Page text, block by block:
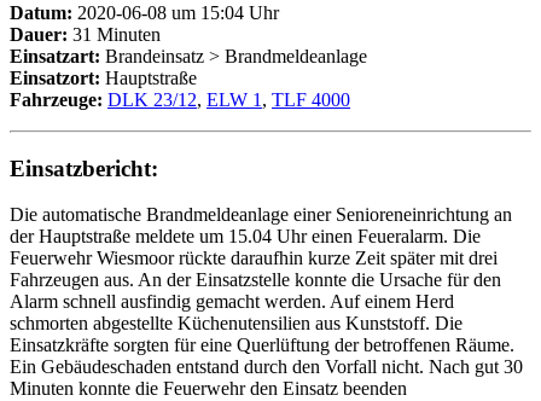
Datum: 2020-06-08 um 15:04 Uhr
Dauer: 31 Minuten
Einsatzart: Brandeinsatz > Brandmeldeanlage
Einsatzort: Hauptstraße
Fahrzeuge: DLK 23/12, ELW 1 , TLF 4000
Einsatzbericht:
Die automatische Brandmeldeanlage einer Senioreneinrichtung an
der Hauptstraße meldete um 15.04 Uhr einen Feueralarm. Die
Feuerwehr Wiesmoor rückte daraufhin kurze Zeit später mit drei
Fahrzeugen aus. An der Einsatzstelle konnte die Ursache für den
Alarm schnell ausfindig gemacht werden. Auf einem Herd
schmorten abgestellte Küchenutensilien aus Kunststoff. Die
Einsatzkräfte sorgten für eine Querlüftung der betroffenen Räume.
Ein Gebäudeschaden entstand durch den Vorfall nicht. Nach gut 30
Minuten konnte die Feuerwehr den Einsatz beenden